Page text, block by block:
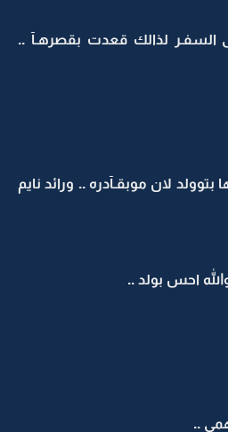
السفـر لذالك قعدت بقصرهـآ ..
لان موبقـآدره .. ورائد نايم
احس بولد ..
..